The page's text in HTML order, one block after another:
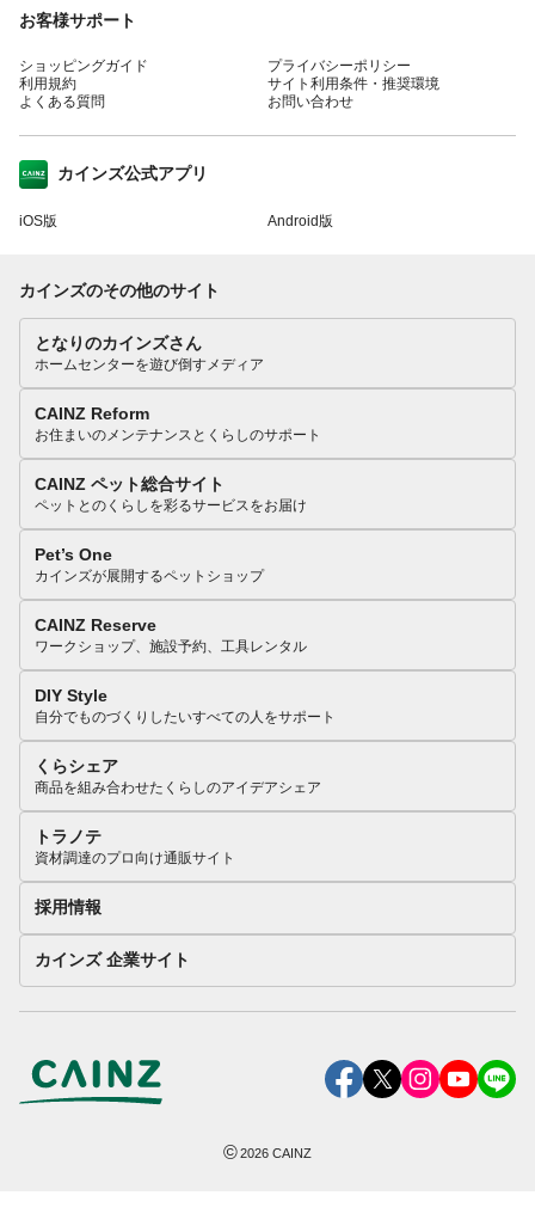
お客様サポート
ショッピングガイド
利用規約
よくある質問
プライバシーポリシー
サイト利用条件・推奨環境
お問い合わせ
カインズ公式アプリ
iOS版 Android版
カインズのその他のサイト
となりのカインズさん
ホームセンターを遊び倒すメディア
CAINZ Reform
お住まいのメンテナンスとくらしのサポート
CAINZ ペット総合サイト
ペットとのくらしを彩るサービスをお届け
Pet’s One
カインズが展開するペットショップ
CAINZ Reserve
ワークショップ、施設予約、工具レンタル
DIY Style
自分でものづくりしたいすべての人をサポート
くらシェア
商品を組み合わせたくらしのアイデアシェア
トラノテ
資材調達のプロ向け通販サイト
採用情報
カインズ 企業サイト
©2026 CAINZ